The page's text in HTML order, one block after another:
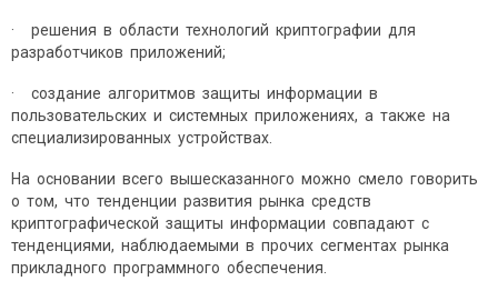
· решения в области технологий криптографии для
разработчиков приложений;
· создание алгоритмов защиты информации в
пользовательских и системных приложениях, а также на
специализированных устройствах.
На основании всего вышесказанного можно смело говорить
о том, что тенденции развития рынка средств
криптографической защиты информации совпадают с
тенденциями, наблюдаемыми в прочих сегментах рынка
прикладного программного обеспечения.